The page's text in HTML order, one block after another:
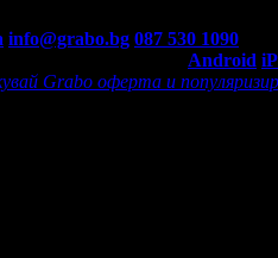
info@grabo.bg 087 530 1090
Android
Grabo оферта и